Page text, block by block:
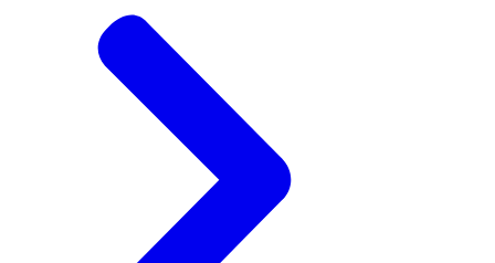
aansprakelijkheid voor schade door onjuiste of
onvolledige informatie op deze website. Ziet u fouten
in de tekst of zijn er dingen onduidelijk,
aan ons door via ons contactformulier.